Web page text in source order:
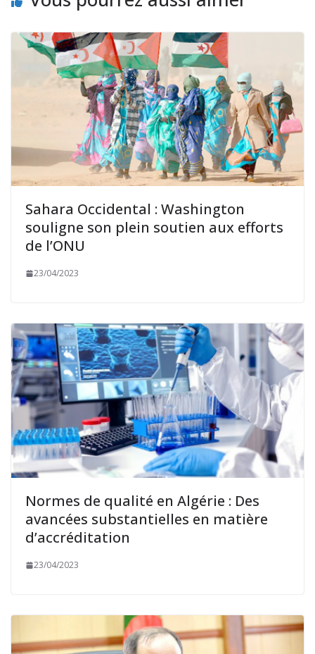
Sahara Occidental : Washington
souligne son plein soutien aux efforts
de l’ONU
23/04/2023
Normes de qualité en Algérie : Des
avancées substantielles en matière
d’accréditation
23/04/2023